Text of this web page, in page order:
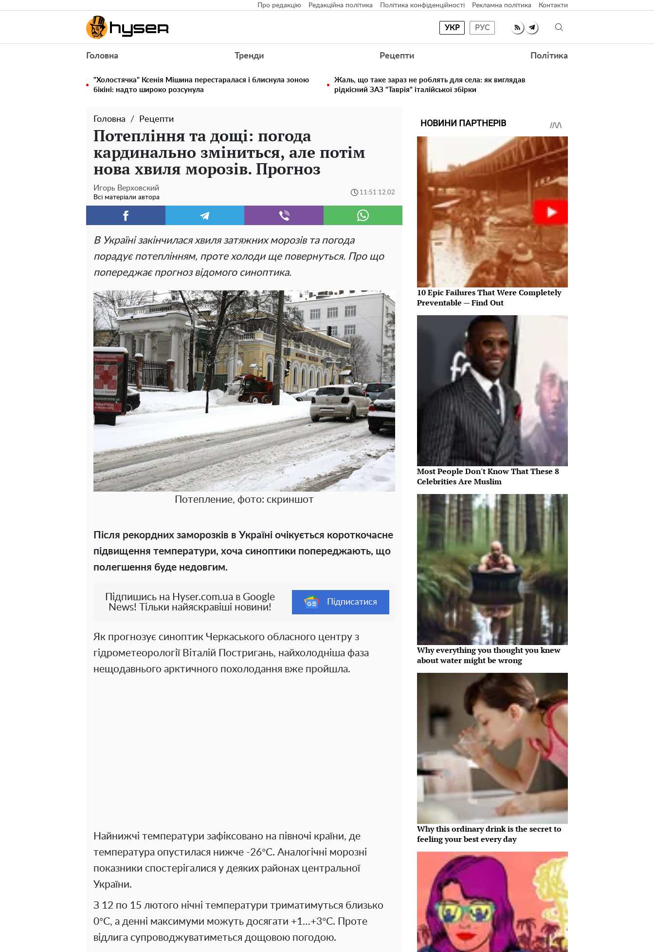
Про редакцію Редакційна політика Політика конфіденційності Рекламна політика Контакти
УКР РУС
Головна Тренди Рецепти Політика
"Холостячка" Ксенія Мішина перестаралася і блиснула зоною
бікіні: надто широко розсунула
Жаль, що таке зараз не роблять для села: як виглядав
рідкісний ЗАЗ "Таврія" італійської збірки
Головна Рецепти
Потепління та дощі: погода
кардинально зміниться, але потім
нова хвиля морозів. Прогноз
Игорь Верховский
Всі матеріали автора
11:51 12.02
В Україні закінчилася хвиля затяжних морозів та погода
порадує потеплінням, проте холоди ще повернуться. Про що
попереджає прогноз відомого синоптика.
Потепление, фото: скриншот
Після рекордних заморозків в Україні очікується короткочасне
підвищення температури, хоча синоптики попереджають, що
полегшення буде недовгим.
Підпишись на Hyser.com.ua в Google
News! Тільки найяскравіші новини!
Підписатися
Як прогнозує синоптик Черкаського обласного центру з
гідрометеорології Віталій Постригань, найхолодніша фаза
нещодавнього арктичного похолодання вже пройшла.
Найнижчі температури зафіксовано на півночі країни, де
температура опустилася нижче -26°C. Аналогічні морозні
показники спостерігалися у деяких районах центральної
України.
З 12 по 15 лютого нічні температури триматимуться близько
0°C, а денні максимуми можуть досягати +1…+3°C. Проте
відлига супроводжуватиметься дощовою погодою.
НОВИНИ ПАРТНЕРІВ
10 Epic Failures That Were Completely
Preventable — Find Out
Most People Don't Know That These 8
Celebrities Are Muslim
Why everything you thought you knew
about water might be wrong
Why this ordinary drink is the secret to
feeling your best every day